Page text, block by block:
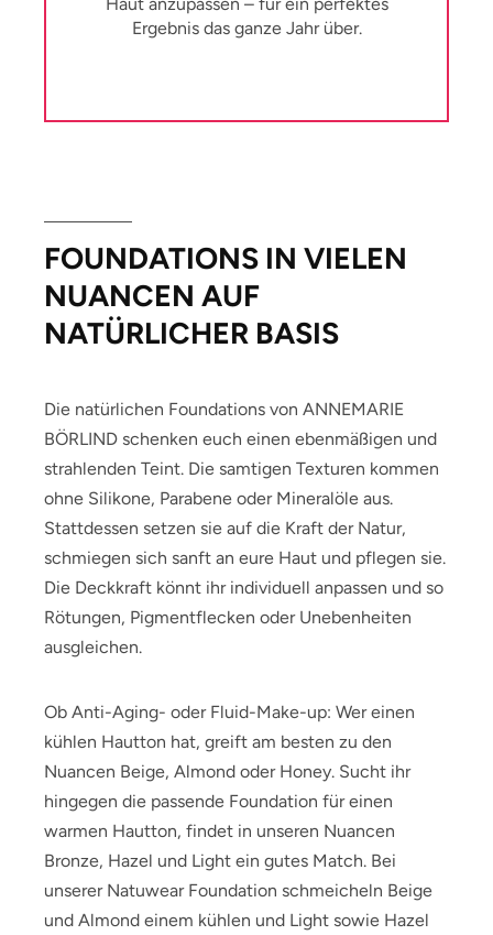
Ergebnis das ganze Jahr über.
FOUNDATIONS IN VIELEN
NUANCEN AUF
NATÜRLICHER BASIS
Die natürlichen Foundations von ANNEMARIE
BÖRLIND schenken euch einen ebenmäßigen und
strahlenden Teint. Die samtigen Texturen kommen
ohne Silikone, Parabene oder Mineralöle aus.
Stattdessen setzen sie auf die Kraft der Natur,
schmiegen sich sanft an eure Haut und pflegen sie.
Die Deckkraft könnt ihr individuell anpassen und so
Rötungen, Pigmentflecken oder Unebenheiten
ausgleichen.
Ob Anti-Aging- oder Fluid-Make-up: Wer einen
kühlen Hautton hat, greift am besten zu den
Nuancen Beige, Almond oder Honey. Sucht ihr
hingegen die passende Foundation für einen
warmen Hautton, findet in unseren Nuancen
Bronze, Hazel und Light ein gutes Match. Bei
unserer Natuwear Foundation schmeicheln Beige
und Almond einem kühlen und Light sowie Hazel